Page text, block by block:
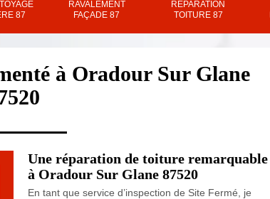
87
RAVALEMENT
FAÇADE 87
RÉPARATION
TOITURE 87
à Oradour Sur Glane
Une réparation de toiture remarquable
à Oradour Sur Glane 87520
En tant que service d’inspection de Site Fermé, je